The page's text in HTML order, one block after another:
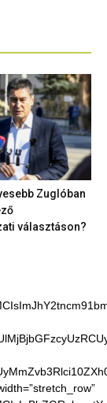
Zuglóban
választáson?